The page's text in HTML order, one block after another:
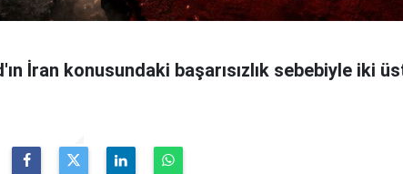
İran konusundaki başarısızlık sebebiyle iki